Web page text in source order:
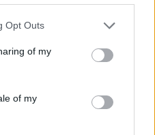
Opt Outs
of my
of my
44,1 ώρες την εβδομάδα.
42,9 ώρες την
το πρόβλημα της
οι εταιρείες
να προσλάβουν
ήδη